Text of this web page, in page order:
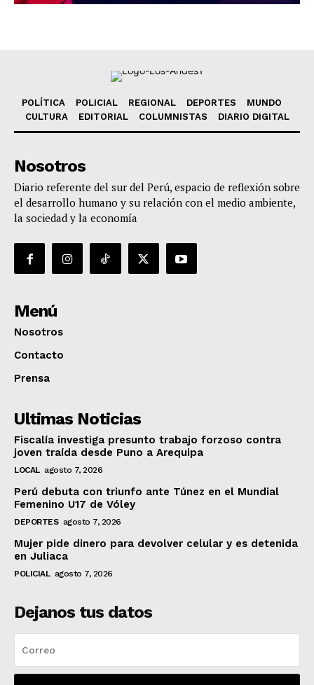
POLÍTICA POLICIAL REGIONAL DEPORTES
MUNDO
CULTURA
EDITORIAL COLUMNISTAS DIARIO DIGITAL
Nosotros
Diario referente del sur del Perú, espacio de reflexión sobre
el desarrollo humano y su relación con el medio ambiente,
la sociedad y la economía
Menú
Nosotros
Contacto
Prensa
Ultimas Noticias
Fiscalía investiga presunto trabajo forzoso contra
joven traída desde Puno a Arequipa
LOCAL agosto 7, 2026
Perú debuta con triunfo ante Túnez en el Mundial
Femenino U17 de Vóley
DEPORTES agosto 7, 2026
Mujer pide dinero para devolver celular y es detenida
en Juliaca
POLICIAL agosto 7, 2026
Dejanos tus datos